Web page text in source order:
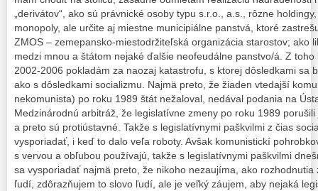
„derivátov“, ako sú právnické osoby typu s.r.o., a.s., rôzne
monopoly, ale určite aj miestne municipiálne panstvá, ktoré
ZMOS – zemepansko-miestodržiteľská organizácia starostov; ako
medzi mnou a štátom nejaké ďalšie neofeudálne panstvo/á. Z
2002-2006 pokladám za naozaj katastrofu, s ktorej dôsledkami sa
ako s dôsledkami socializmu. Najmä preto, že žiaden vtedajší
nekomunista) po roku 1989 štát nežaloval, nedával podania na
Medzinárodnú arbitráž, že legislatívne zmeny po roku 1989 porušili
a preto sú protiústavné. Takže s legislatívnymi paškvilmi z čias
vysporiadať, i keď to dalo veľa roboty. Avšak komunistickí
s vervou a obľubou používajú, takže s legislatívnymi paškvilmi
sa vysporiadať najmä preto, že nikoho nezaujíma, ako rozhodnutia
ľudí, zdôrazňujem to slovo ľudí, ale je veľký záujem, aby nejaká